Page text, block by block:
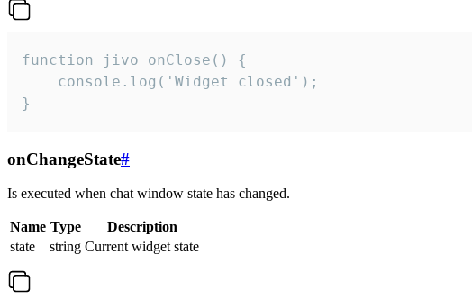
function jivo_onClose() {
    console.log('Widget closed');
}
onChangeState#
Is executed when chat window state has changed.
Name Type
Description
state
string Current widget state